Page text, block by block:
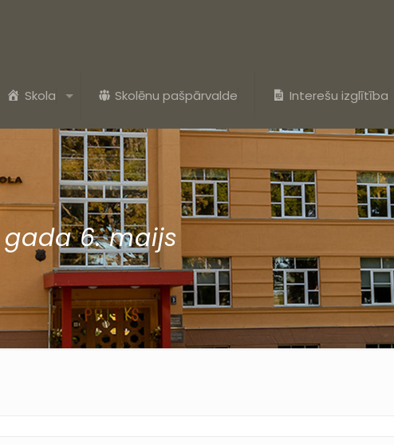
Skola Skolēnu pašpārvalde Interešu izglītība
6. maijs